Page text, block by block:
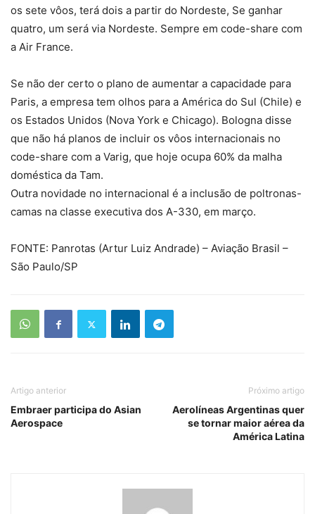
os sete vôos, terá dois a partir do Nordeste, Se ganhar
quatro, um será via Nordeste. Sempre em code-share com
a Air France.
Se não der certo o plano de aumentar a capacidade para
Paris, a empresa tem olhos para a América do Sul (Chile) e
os Estados Unidos (Nova York e Chicago). Bologna disse
que não há planos de incluir os vôos internacionais no
code-share com a Varig, que hoje ocupa 60% da malha
doméstica da Tam.
Outra novidade no internacional é a inclusão de poltronas-
camas na classe executiva dos A-330, em março.
FONTE: Panrotas (Artur Luiz Andrade) – Aviação Brasil –
São Paulo/SP
Artigo anterior
Embraer participa do Asian
Aerospace
Próximo artigo
Aerolíneas Argentinas quer
se tornar maior aérea da
América Latina